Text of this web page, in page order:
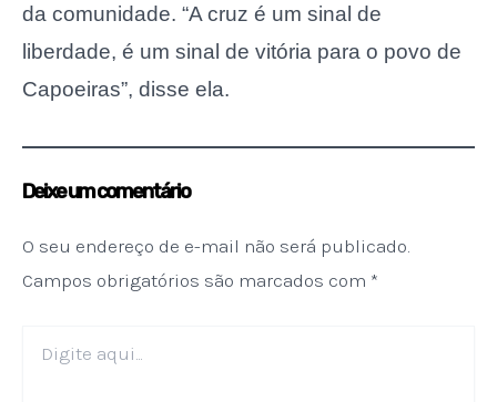
da comunidade. “A cruz é um sinal de
liberdade, é um sinal de vitória para o povo de
Capoeiras”, disse ela.
Deixe um comentário
O seu endereço de e-mail não será publicado.
Campos obrigatórios são marcados com *
aqui...